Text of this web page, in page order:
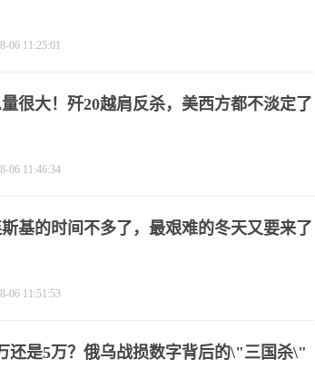
06 11:25:01
很大！歼20越肩反杀，美西方都不淡定了
06 11:46:34
基的时间不多了，最艰难的冬天又要来了
06 11:51:53
还是5万？俄乌战损数字背后的\"三国杀\"